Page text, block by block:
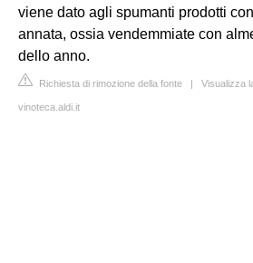
viene dato agli spumanti prodotti
annata, ossia vendemmiate con
dello anno.
Richiesta di rimozione della fonte | Visualizza
vinoteca.aldi.it